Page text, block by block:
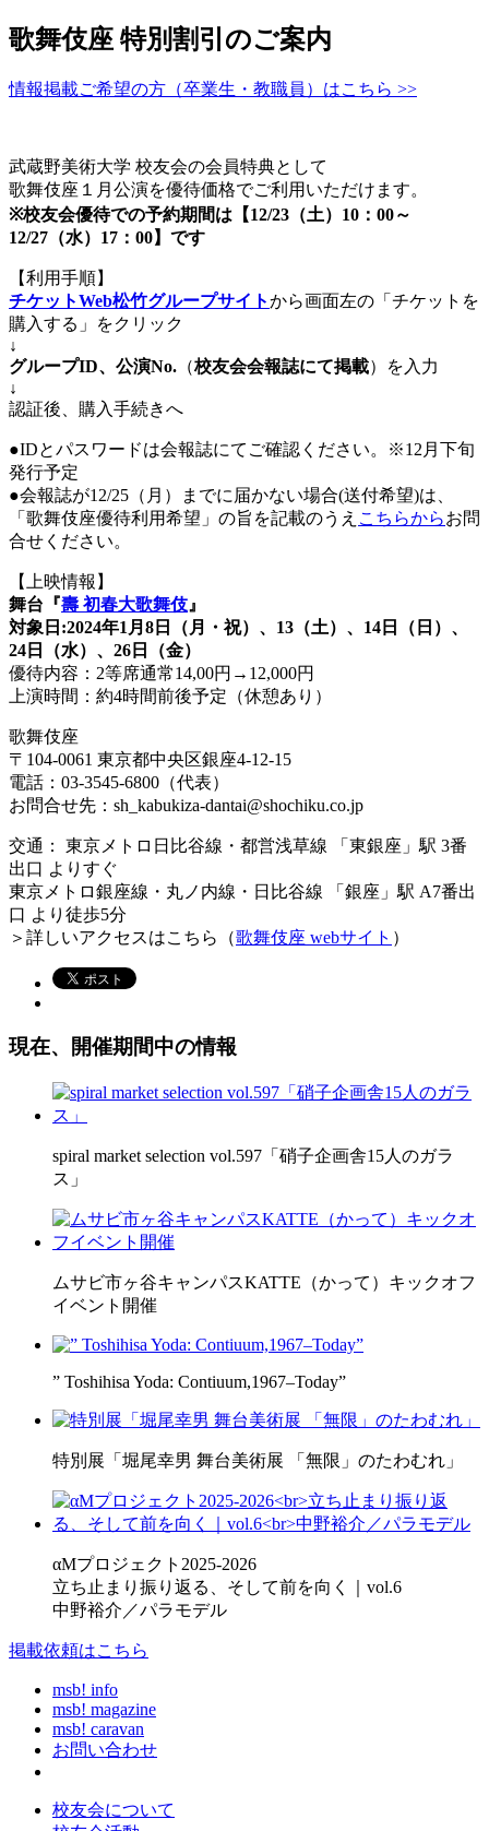
歌舞伎座 特別割引のご案内
情報掲載ご希望の方（卒業生・教職員）はこちら >>
武蔵野美術大学 校友会の会員特典として
歌舞伎座１月公演を優待価格でご利用いただけます。
※校友会優待での予約期間は【12/23（土）10：00～
12/27（水）17：00】です
【利用手順】
チケットWeb松竹グループサイトから画面左の「チケットを
購入する」をクリック
↓
グループID、公演No. （校友会会報誌にて掲載）を入力
↓
認証後、購入手続きへ
●IDとパスワードは会報誌にてご確認ください。※12月下旬
発行予定
●会報誌が12/25（月）までに届かない場合(送付希望)は、
「歌舞伎座優待利用希望」の旨を記載のうえ こちらからお問
合せください。
【上映情報】
舞台『壽 初春大歌舞伎 』
対象日:2024年1月8日（月・祝）、13（土）、14日（日）、
24日（水）、26日（金）
優待内容：2等席通常14,00円→12,000円
上演時間：約4時間前後予定（休憩あり）
歌舞伎座
〒104-0061 東京都中央区銀座4-12-15
電話：03-3545-6800（代表）
お問合せ先：sh_kabukiza-dantai@shochiku.co.jp
交通： 東京メトロ日比谷線・都営浅草線 「東銀座」駅 3番
出口 よりすぐ
東京メトロ銀座線・丸ノ内線・日比谷線 「銀座」駅 A7番出
口 より徒歩5分
＞詳しいアクセスはこちら（歌舞伎座 webサイト ）
現在、開催期間中の情報
spiral market selection vol.597「硝子企画舎15人のガラ
ス」
ムサビ市ヶ谷キャンパスKATTE（かって）キックオフ
イベント開催
” Toshihisa Yoda: Contiuum,1967–Today”
特別展「堀尾幸男 舞台美術展 「無限」のたわむれ」
αMプロジェクト2025-2026
立ち止まり振り返る、そして前を向く｜vol.6
中野裕介／パラモデル
掲載依頼はこちら
msb! info
msb! magazine
msb! caravan
お問い合わせ
校友会について